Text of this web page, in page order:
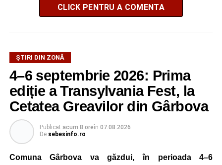
CLICK PENTRU A COMENTA
ȘTIRI DIN ZONĂ
4–6 septembrie 2026: Prima
ediție a Transylvania Fest, la
Cetatea Greavilor din Gârbova
Publicat acum 8 oreîn 07.08.2026
De sebesinfo.ro
Comuna Gârbova va găzdui, în perioada 4–6